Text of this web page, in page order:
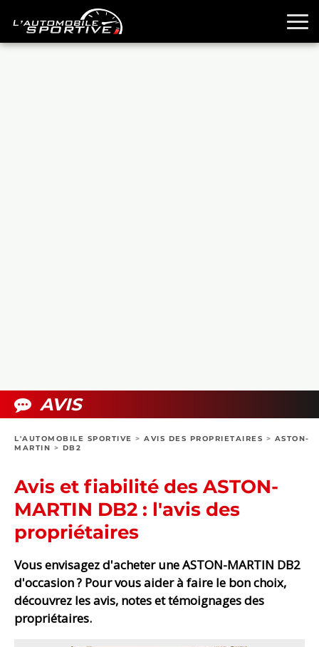
BOUTIQUE
AVIS
L'AUTOMOBILE SPORTIVE > AVIS DES PROPRIETAIRES > ASTON-
MARTIN > DB2
Avis et fiabilité des ASTON-
MARTIN DB2 : l'avis des
propriétaires
Vous envisagez d'acheter une ASTON-MARTIN DB2
d'occasion ? Pour vous aider à faire le bon choix,
découvrez les avis, notes et témoignages des
propriétaires.